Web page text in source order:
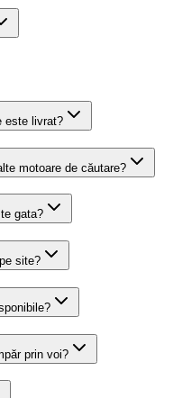
este livrat?
motoare de căutare?
gata?
site?
prin voi?